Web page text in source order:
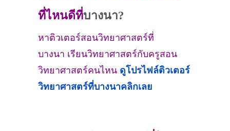
ที่ไหนดีที่บางนา?
หาติวเตอร์สอนวิทยาศาสตร์ที่
บางนา เรียนวิทยาศาสตร์กับครูสอน
วิทยาศาสตร์คนไหน ดูโปรไฟล์ติวเตอร์
วิทยาศาสตร์ที่บางนาคลิกเลย